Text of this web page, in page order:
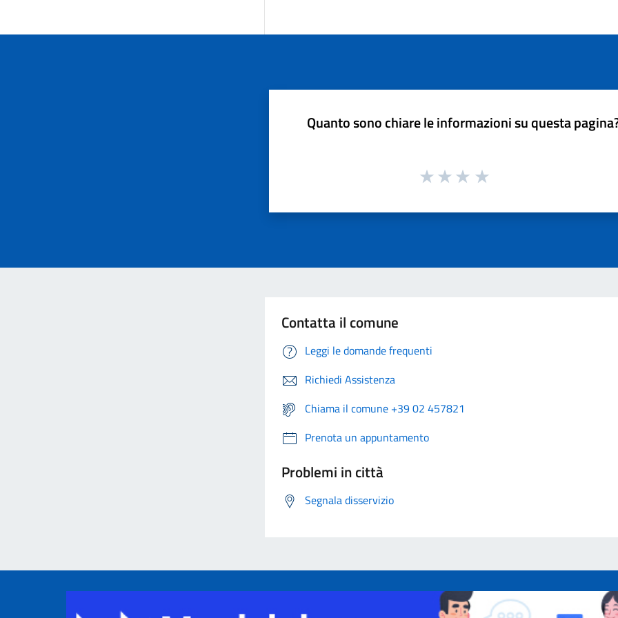
Quanto sono chiare le informazioni su questa
Contatta il comune
Leggi le domande frequenti
Richiedi Assistenza
Chiama il comune +39 02 457821
Prenota un appuntamento
Problemi in città
Segnala disservizio